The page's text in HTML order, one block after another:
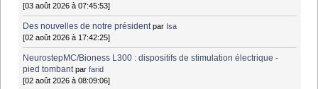
[03 août 2026 à 07:45:53]
Des nouvelles de notre président par Isa
[02 août 2026 à 17:42:25]
NeurostepMC/Bioness L300 : dispositifs de stimulation électrique -
pied tombant parfarid
[02 août 2026 à 08:09:06]